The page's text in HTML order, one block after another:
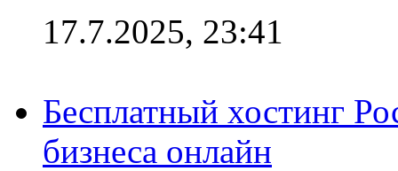
17.7.2025, 23:41
Бесплатный хостинг
бизнеса онлайн